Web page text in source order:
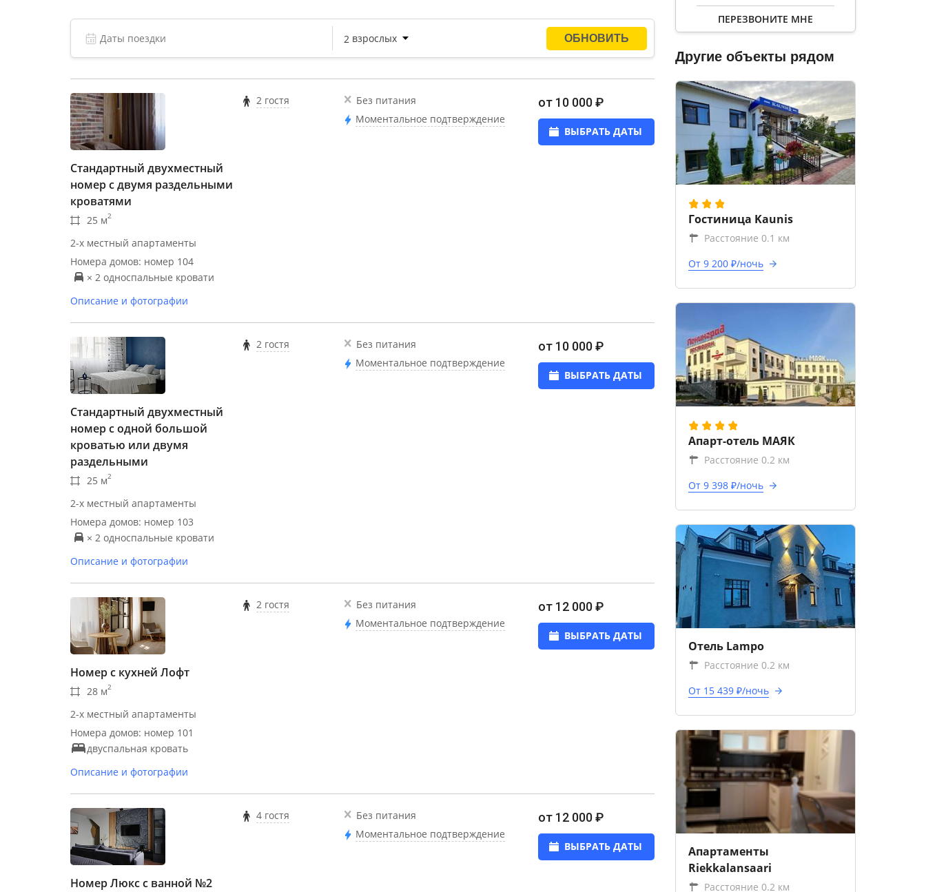
Стандартный двухместный
номер с двумя раздельными
кроватями
25 м2
2-х местный апартаменты
Номера домов: номер 104
× 2 односпальные кровати
Описание и фотографии
2 гостя
Без питания
Моментальное подтверждение
от 10 000 ₽
ВЫБРАТЬ ДАТЫ
Стандартный двухместный
номер с одной большой
кроватью или двумя
раздельными
25 м2
2-х местный апартаменты
Номера домов: номер 103
× 2 односпальные кровати
Описание и фотографии
2 гостя
Без питания
Моментальное подтверждение
от 10 000 ₽
ВЫБРАТЬ ДАТЫ
Номер с кухней Лофт
28 м2
2-х местный апартаменты
Номера домов: номер 101
двуспальная кровать
Описание и фотографии
2 гостя
Без питания
Моментальное подтверждение
от 12 000 ₽
ВЫБРАТЬ ДАТЫ
Номер Люкс с ванной №2
4 гостя
Без питания
Моментальное подтверждение
от 12 000 ₽
ВЫБРАТЬ ДАТЫ
ПЕРЕЗВОНИТЕ МНЕ
Другие объекты рядом
Гостиница Kaunis
Расстояние 0.1 км
От 9 200 ₽/ночь
Апарт-отель МАЯК
Расстояние 0.2 км
От 9 398 ₽/ночь
Отель Lampo
Расстояние 0.2 км
От 15 439 ₽/ночь
Апартаменты
Riekkalansaari
Расстояние 0.2 км